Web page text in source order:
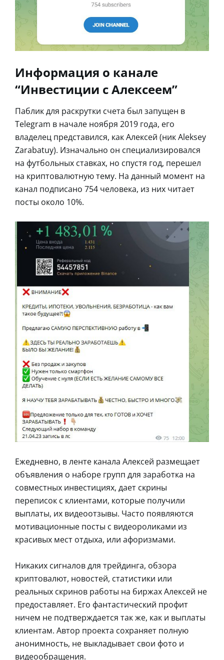
Информация о канале
“Инвестиции с Алексеем”
Паблик для раскрутки счета был запущен в
Telegram в начале ноября 2019 года, его
владелец представился, как Алексей (ник Aleksey
Zarabatuy). Изначально он специализировался
на футбольных ставках, но спустя год, перешел
на криптовалютную тему. На данный момент на
канал подписано 754 человека, из них читает
посты около 10%.
Ежедневно, в ленте канала Алексей размещает
объявления о наборе групп для заработка на
совместных инвестициях, дает скрины
переписок с клиентами, которые получили
выплаты, их видеоотзывы. Часто появляются
мотивационные посты с видеороликами из
красивых мест отдыха, или афоризмами.
Никаких сигналов для трейдинга, обзора
криптовалют, новостей, статистики или
реальных скринов работы на биржах Алексей не
предоставляет. Его фантастический профит
ничем не подтверждается так же, как и выплаты
клиентам. Автор проекта сохраняет полную
анонимность, не выкладывает свои фото и
видеообращения.